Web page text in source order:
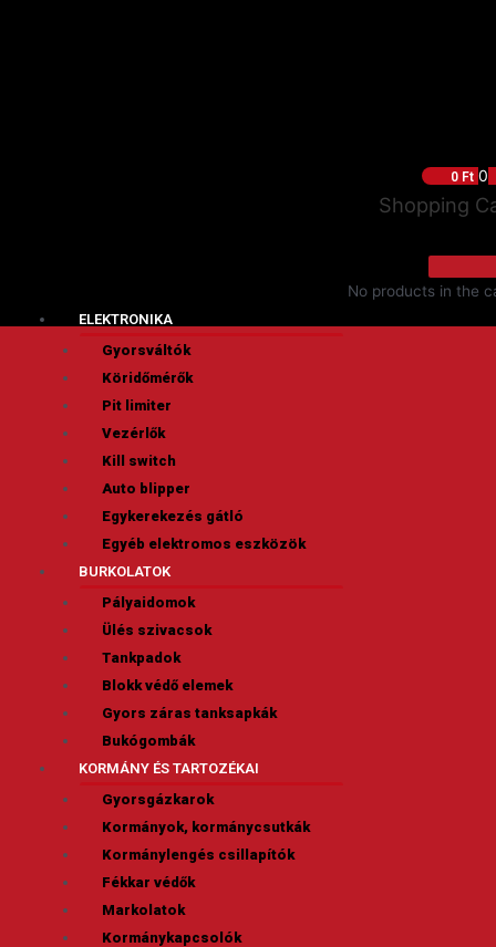
0 Ft 0
Shopping
No products in the
ELEKTRONIKA
Gyorsváltók
Köridőmérők
Pit limiter
Vezérlők
Kill switch
Auto blipper
Egykerekezés gátló
Egyéb elektromos eszközök
BURKOLATOK
Pályaidomok
Ülés szivacsok
Tankpadok
Blokk védő elemek
Gyors záras tanksapkák
Bukógombák
KORMÁNY ÉS TARTOZÉKAI
Gyorsgázkarok
Kormányok, kormánycsutkák
Kormánylengés csillapítók
Fékkar védők
Markolatok
Kormánykapcsolók